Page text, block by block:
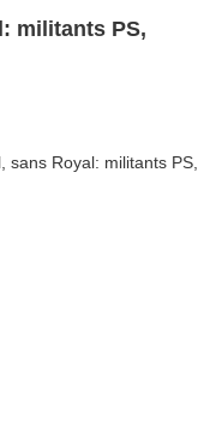
militants PS,